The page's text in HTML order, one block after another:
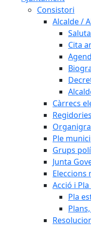
Consistori
Alcalde /
Cita
Càrrecs
Regidories
Ple
Grups
Junta
Eleccions
Acció i
Pla